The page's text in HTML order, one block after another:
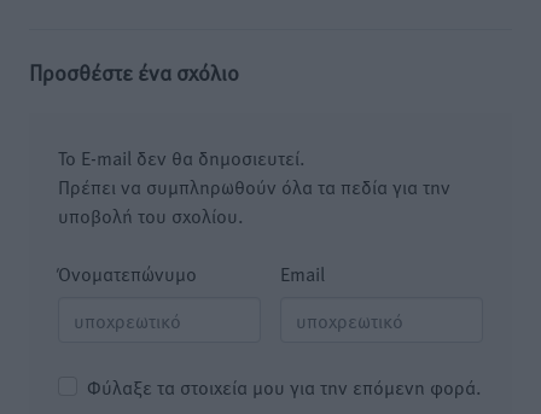
Προσθέστε ένα σχόλιο
Το E-mail δεν θα δημοσιευτεί.
Πρέπει να συμπληρωθούν όλα τα πεδία για την
υποβολή του σχολίου.
Όνοματεπώνυμο Email
Φύλαξε τα στοιχεία μου για την επόμενη φορά.